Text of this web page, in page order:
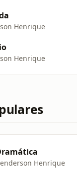
Henrique
Henrique
Henrique